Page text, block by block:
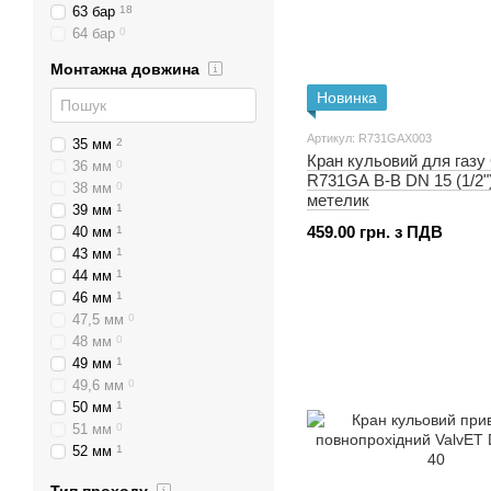
Новинка
Артикул: R731GAX003
Кран кульовий для
R731GA В-В DN 15 (1/
метелик
459.00 грн. з ПДВ
63 бар 18
64 бар 0
Монтажна довжина
35 мм 2
36 мм 0
38 мм 0
39 мм 1
40 мм 1
43 мм 1
44 мм 1
46 мм 1
47,5 мм 0
48 мм 0
49 мм 1
49,6 мм 0
50 мм 1
51 мм 0
52 мм 1